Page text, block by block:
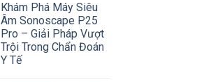
Khám Phá Máy Siêu
Âm Sonoscape P25
Pro – Giải Pháp Vượt
Trội Trong Chẩn Đoán
Y Tế